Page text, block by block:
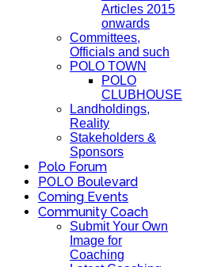
Articles 2015
onwards
Committees,
Officials and such
POLO TOWN
POLO
CLUBHOUSE
Landholdings,
Reality
Stakeholders &
Sponsors
Polo Forum
POLO Boulevard
Coming Events
Community Coach
Submit Your Own
Image for
Coaching